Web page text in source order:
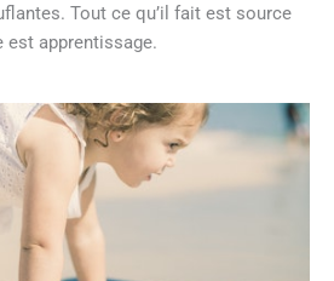
Tout ce qu’il fait est source
est apprentissage.